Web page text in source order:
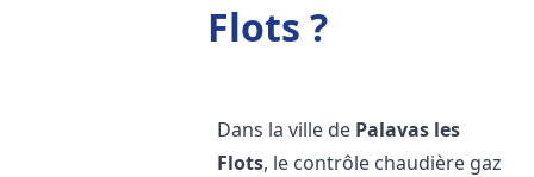
Flots ?
Dans la ville de Palavas les
Flots, le contrôle chaudière gaz